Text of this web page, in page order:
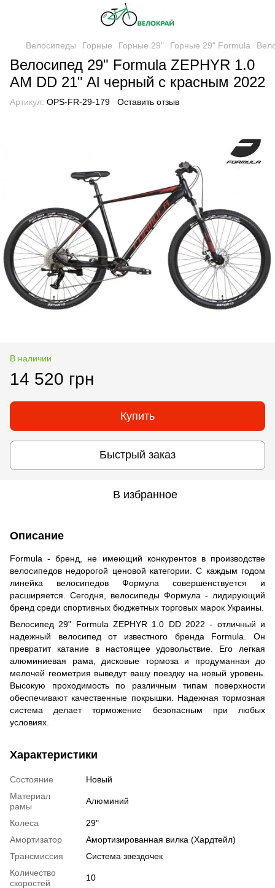
Велосипеды Горные Горные 29" Горные 29" Formula
Велосипед 29" Formula ZEPHYR 1.0
AM DD 21" Al черный с красным 2022
Артикул: OPS-FR-29-179 Оставить отзыв
В наличии
14 520 грн
Купить
Быстрый заказ
В избранное
Описание
Formula - бренд, не имеющий конкурентов в производстве
велосипедов недорогой ценовой категории. С каждым годом
линейка велосипедов Формула совершенствуется и
расширяется. Сегодня, велосипеды Формула - лидирующий
бренд среди спортивных бюджетных торговых марок Украины.
Велосипед 29" Formula ZEPHYR 1.0 DD 2022 - отличный и
надежный велосипед от известного бренда Formula. Он
превратит катание в настоящее удовольствие. Его легкая
алюминиевая рама, дисковые тормоза и продуманная до
мелочей геометрия выведут вашу поездку на новый уровень.
Высокую проходимость по различным типам поверхности
обеспечивают качественные покрышки. Надежная тормозная
система делает торможение безопасным при любых
условиях.
Характеристики
Состояние
Новый
Материал
рамы
Алюминий
Колеса
29"
Амортизатор
Амортизированная вилка (Хардтейл)
Трансмиссия
Система звездочек
Количество
скоростей
10